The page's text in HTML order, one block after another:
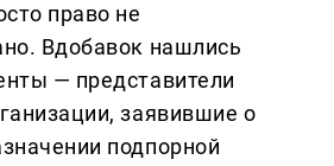
право не
Вдобавок нашлись
— представители
заявившие о
подпорной